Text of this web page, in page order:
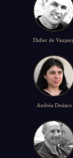
Didier de
Andréa Deslacs